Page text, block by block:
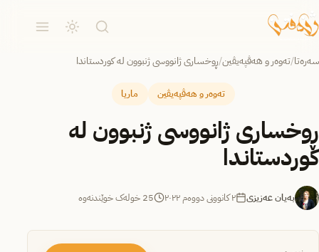
سەرەتا/تەوەر و هەڤپەیڤین/ڕوخساری ژانووسی ژنبوون لە کوردستاندا
تەوەر و هەڤپەیڤین ماریا
ڕوخساری ژانووسی ژنبوون لە
کوردستاندا
بەیان عەزیزی ٢ کانوونی دووەم ٢٠٢٢ 25 خولەک خوێندنەوە